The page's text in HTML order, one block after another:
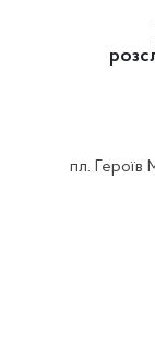
пл. Героїв